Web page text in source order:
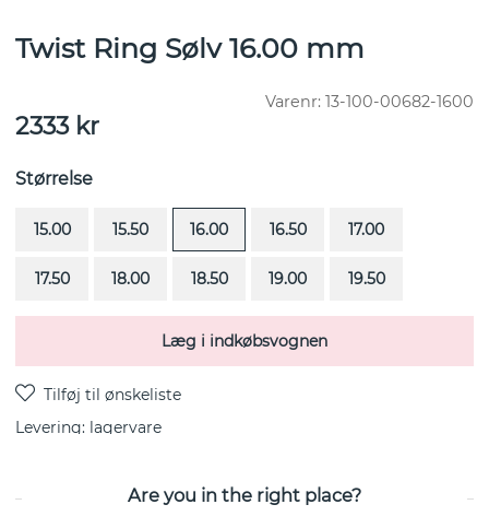
Twist Ring Sølv 16.00 mm
Varenr: 13-100-00682-1600
2333kr
Størrelse
15.00 15.50 16.00 16.50 17.00
17.50 18.00 18.50 19.00 19.50
Læg i indkøbsvognen
Levering: lagervare
Are you in the right place?